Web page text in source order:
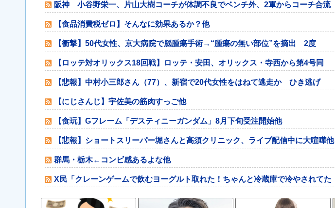
阪神 小谷野栄一、片山大樹コーチが体調不良でベンチ外、2軍からコーチ合流
【食品消費税ゼロ】そんなに効果あるか？他
【衝撃】50代女性、京大病院で脳腫瘍手術→“腫瘍の無い部位”を摘出 2度
【ロッテ対オリックス18回戦】ロッテ・安田、オリックス・寺西から第4号同
【悲報】中村小三郎さん（77）、新宿で20代女性をはねて逃走か ひき逃げ
【にじさんじ】宇佐美の筋肉すっご他
【食玩】Gフレーム「デスティニーガンダム」8月下旬受注開始他
【悲報】ショートスリーパー堀さんと高須クリニック、ライブ配信中に大喧嘩他
群馬・栃木←コンビ感あるよな他
X民「クレーンゲームで飲むヨーグルト取れた！ちゃんと冷蔵庫で冷やされてた